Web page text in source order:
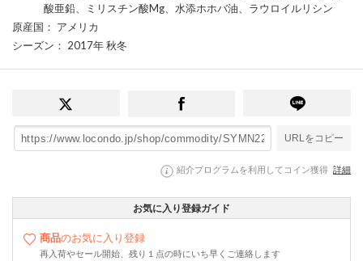
酸亜鉛、ミリスチン酸Mg、水添ホホバ油、ラウロイルリシン
原産国 ： アメリカ
シーズン ： 2017年 秋冬
URLをコピー
紹介プログラムを利用してコイン獲得 詳細
お気に入り登録ガイド
商品のお気に入り登録
再入荷やセール開始、残り１点の時にいち早くご連絡します